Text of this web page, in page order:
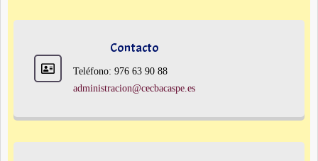
Contacto
Teléfono: 976 63 90 88
administracion@cecbacaspe.es